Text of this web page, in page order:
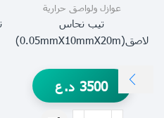
عوازل ولواصق حرارية
تيب نحاس
لاصق(0.05mmX10mmX20m)
3500 د.ع